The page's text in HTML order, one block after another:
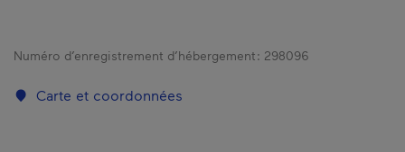
Numéro d’enregistrement d’hébergement : 298096
Carte et coordonnées